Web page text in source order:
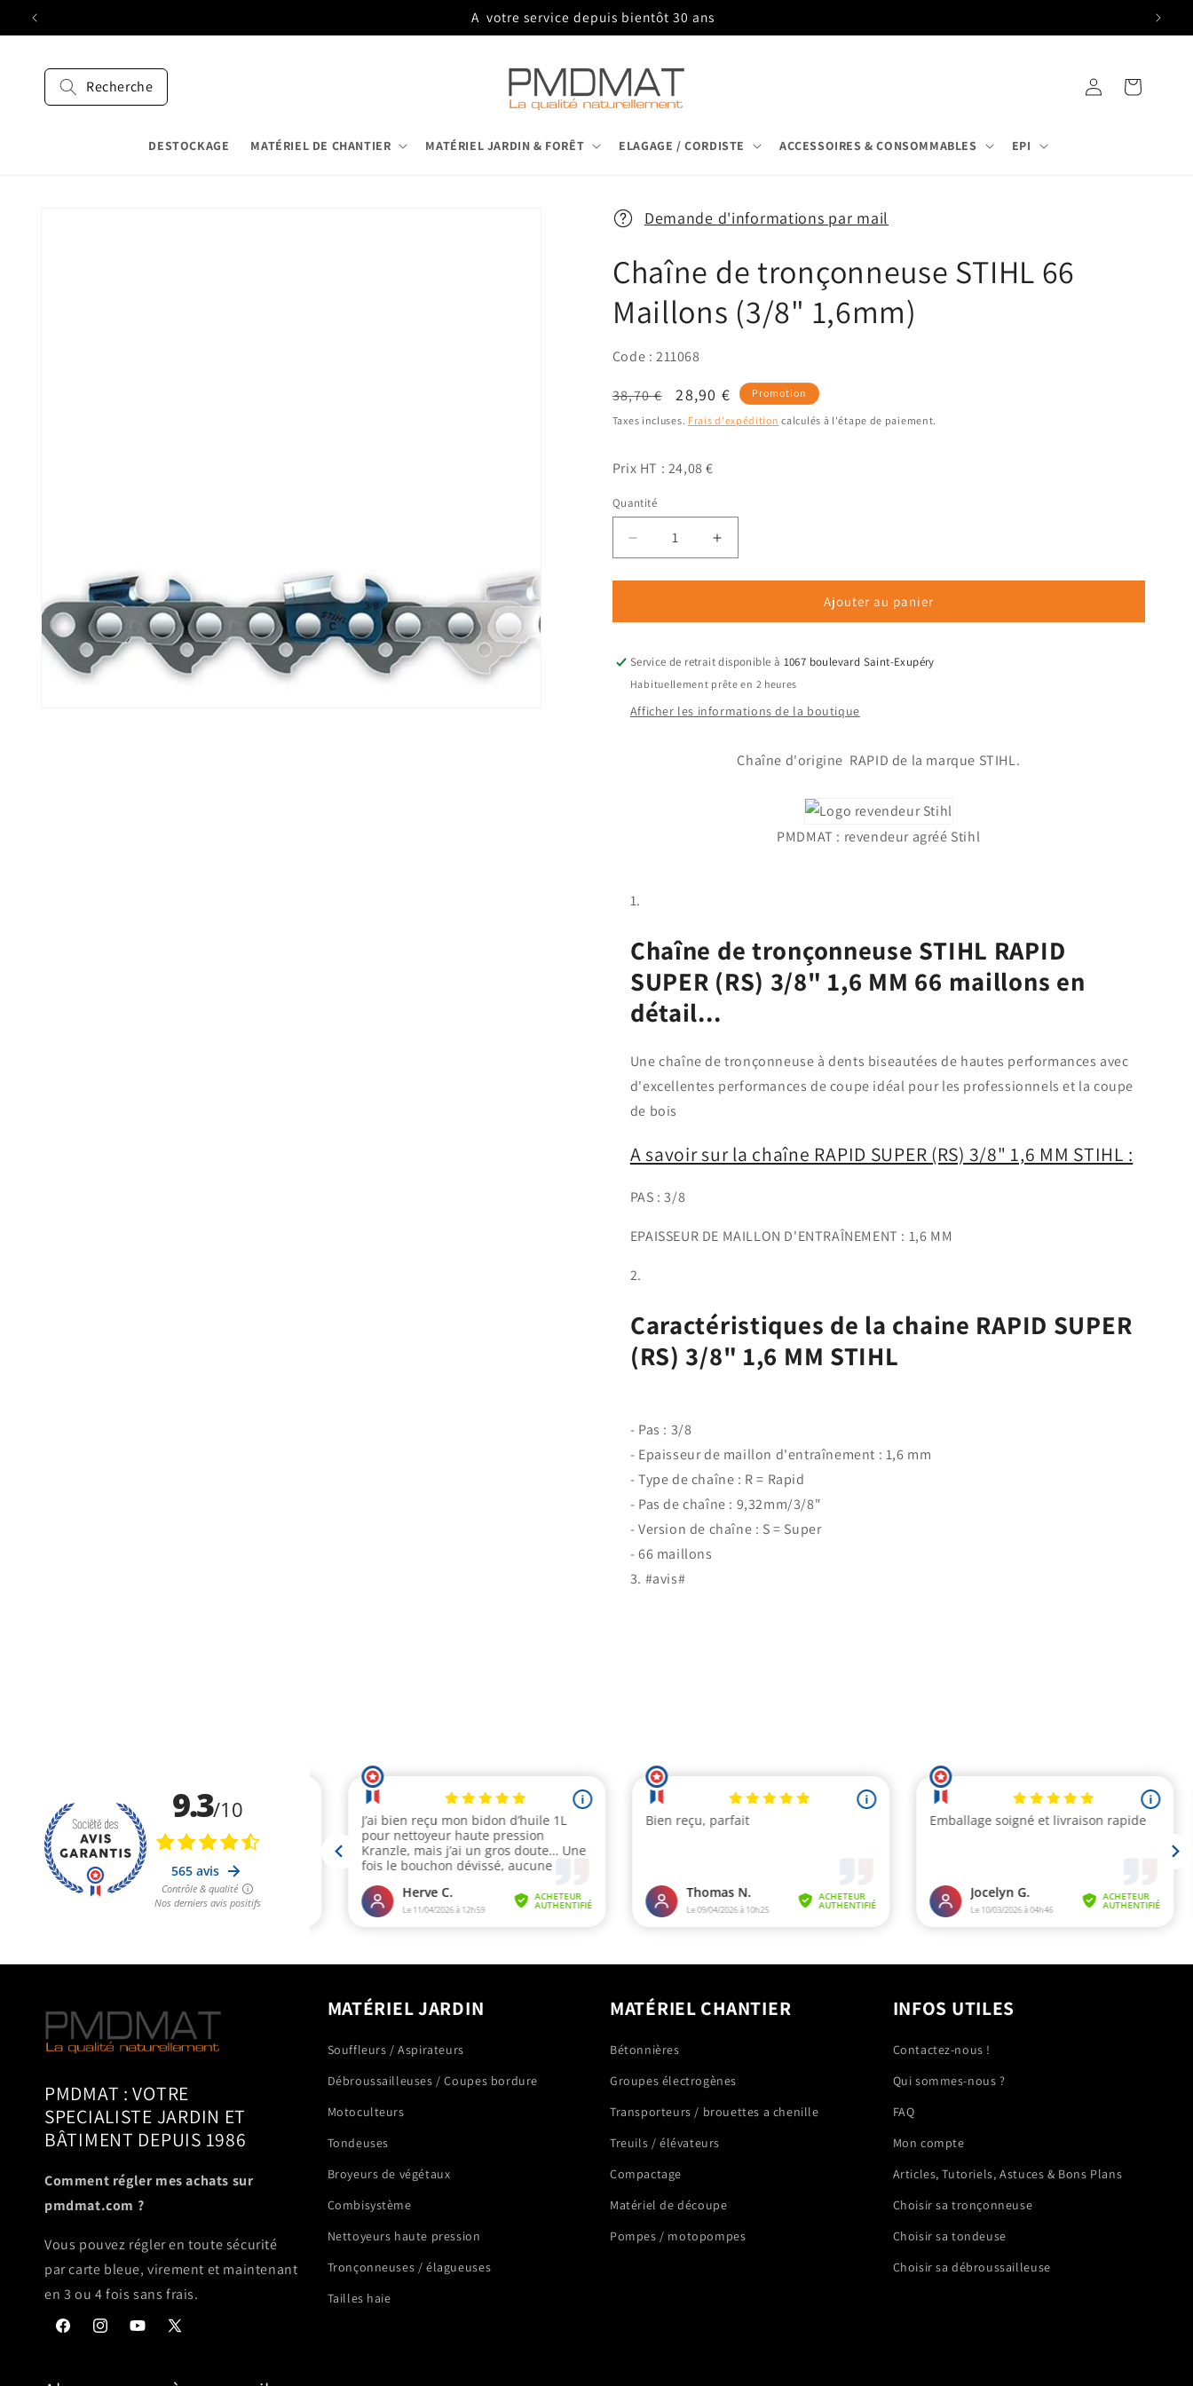
passer
au
Trois agences pour vous servir
Recherche
DESTOCKAGE MATÉRIEL DE CHANTIER MATÉRIEL JARDIN & FORÊT ELAGAGE / CORDISTE ACCESSOIRES & CONSOMMABLES EPI
Connexion Panier
Demande d'informations par mail
Chaîne de tronçonneuse STIHL 66
Maillons (3/8" 1,6mm)
Code : 211068
Prix
habituel
38,70 €
Prix
promotionnel
28,90 € Promotion
Taxes incluses. Frais d'expédition calculés à l'étape de paiement.
Prix HT : 24,08 €
Quantité
Quantité
Réduire
la
quantité
Chaîne
tronçonneuse
STIHL
Maillons
Augmenter
la
quantité
Chaîne
tronçonneuse
STIHL
Maillons
1,6mm)
Ajouter au panier
Service de retrait disponible à 1067 boulevard Saint-Exupéry
Habituellement prête en 2 heures
Afficher les informations de la boutique
Chaîne d'origine RAPID de la marque STIHL.
PMDMAT : revendeur agréé Stihl
Chaîne de tronçonneuse STIHL RAPID
SUPER (RS) 3/8" 1,6 MM 66 maillons en
détail...
Une chaîne de tronçonneuse à dents biseautées de hautes performances avec
d'excellentes performances de coupe idéal pour les professionnels et la coupe
de bois
A savoir sur la chaîne RAPID SUPER (RS) 3/8" 1,6 MM STIHL :
PAS : 3/8
EPAISSEUR DE MAILLON D'ENTRAÎNEMENT : 1,6 MM
Caractéristiques de la chaine RAPID SUPER
(RS) 3/8" 1,6 MM STIHL
- Pas : 3/8
- Epaisseur de maillon d'entraînement : 1,6 mm
- Type de chaîne : R = Rapid
- Pas de chaîne : 9,32mm/3/8"
- Version de chaîne : S = Super
- 66 maillons
#avis#
PMDMAT : VOTRE
SPECIALISTE JARDIN ET
BÂTIMENT DEPUIS 1986
Comment régler mes achats sur
pmdmat.com ?
Vous pouvez régler en toute sécurité
par carte bleue, virement et maintenant
en 3 ou 4 fois sans frais.
FacebookInstagramYouTube
X
MATÉRIEL JARDIN
Souffleurs / Aspirateurs
Débroussailleuses / Coupes bordure
Motoculteurs
Tondeuses
Broyeurs de végétaux
Combisystème
Nettoyeurs haute pression
Tronçonneuses / élagueuses
Tailles haie
MATÉRIEL CHANTIER
Bétonnières
Groupes électrogènes
Transporteurs / brouettes a chenille
Treuils / élévateurs
Compactage
Matériel de découpe
Pompes / motopompes
INFOS UTILES
Contactez-nous !
Qui sommes-nous ?
FAQ
Mon compte
Articles, Tutoriels, Astuces & Bons Plans
Choisir sa tronçonneuse
Choisir sa tondeuse
Choisir sa débroussailleuse